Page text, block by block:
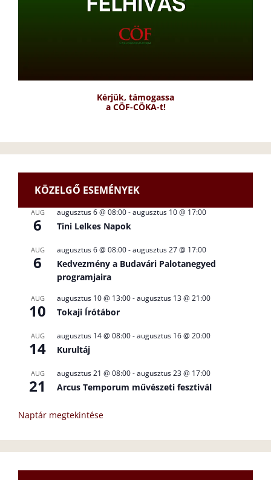
Kérjük, támogassa
a CÖF-CÖKA-t!
KÖZELGŐ ESEMÉNYEK
AUG
6
augusztus 6 @ 08:00-augusztus 10 @ 17:00
Tini Lelkes Napok
AUG
6
augusztus 6 @ 08:00-augusztus 27 @ 17:00
Kedvezmény a Budavári Palotanegyed
programjaira
AUG
10
augusztus 10 @ 13:00-augusztus 13 @ 21:00
Tokaji Írótábor
AUG
14
augusztus 14 @ 08:00-augusztus 16 @ 20:00
Kurultáj
AUG
21
augusztus 21 @ 08:00-augusztus 23 @ 17:00
Arcus Temporum művészeti fesztivál
Naptár megtekintése